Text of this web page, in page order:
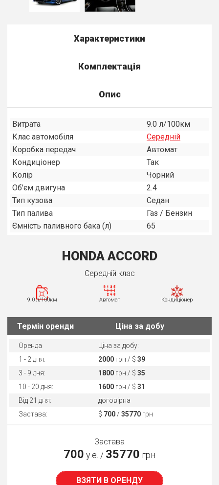
Характеристики
Комплектація
Опис
Витрата
9.0 л/100км
Клас автомобіля
Середнiй
Коробка передач
Автомат
Кондиціонер
Так
Колір
Чорний
Об'єм двигуна
2.4
Тип кузова
Седан
Тип палива
Газ / Бензин
Ємність паливного бака (л)
65
HONDA ACCORD
Середнiй клас
9.0 л/100км Автомат Кондиціонер
Термін оренди Ціна за добу
Оренда
Ціна за добу:
1 - 2 дня:
2000 грн / $ 39
3 - 9 дня:
1800 грн / $ 35
10 - 20 дня:
1600 грн / $ 31
Від 21 дня:
договірна
Застава:
$ 700 / 35770 грн
Застава
700 у.е. / 35770 грн
ВЗЯТИ В ОРЕНДУ